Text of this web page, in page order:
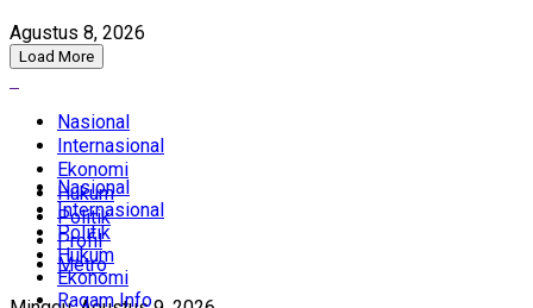
Agustus 8, 2026
Load More
Nasional
Internasional
Ekonomi
Hukum
Politik
Profil
Metro
Nasional
Internasional
Politik
Hukum
Ekonomi
Ragam Info